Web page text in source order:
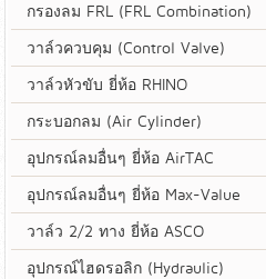
กรองลม FRL (FRL Combination)
วาล์วควบคุม (Control Valve)
วาล์วหัวขับ ยี่ห้อ RHINO
กระบอกลม (Air Cylinder)
อุปกรณ์ลมอื่นๆ ยี่ห้อ AirTAC
อุปกรณ์ลมอื่นๆ ยี่ห้อ Max-Value
วาล์ว 2/2 ทาง ยี่ห้อ ASCO
อุปกรณ์ไฮดรอลิก (Hydraulic)